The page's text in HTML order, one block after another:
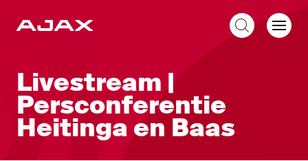
Livestream |
Persconferentie
Heitinga en Baas